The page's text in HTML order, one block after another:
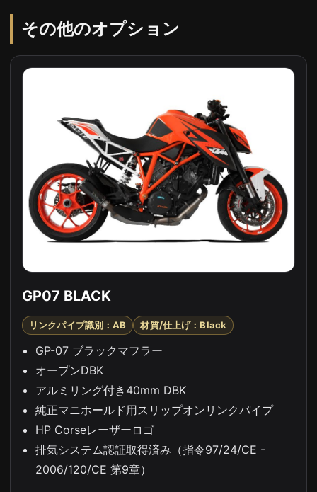
その他のオプション
GP07 BLACK
リンクパイプ識別：AB 材質/仕上げ：Black
GP-07 ブラックマフラー
オープンDBK
アルミリング付き40mm DBK
純正マニホールド用スリップオンリンクパイプ
HP Corseレーザーロゴ
排気システム認証取得済み（指令97/24/CE -
2006/120/CE 第9章）